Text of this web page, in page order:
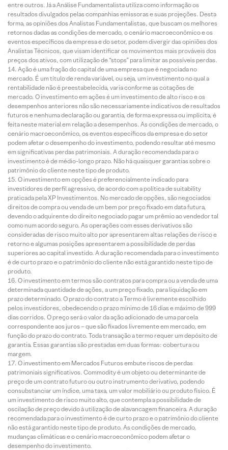
entre outros. Já a Análise Fundamentalista utiliza como informação os
resultados divulgados pelas companhias emissoras e suas projeções. Desta
forma, as opiniões dos Analistas Fundamentalistas, que buscam os melhores
retornos dadas as condições de mercado, o cenário macroeconômico e os
eventos específicos da empresa e do setor, podem divergir das opiniões dos
Analistas Técnicos, que visam identificar os movimentos mais prováveis dos
preços dos ativos, com utilização de “stops” para limitar as possíveis perdas.
Ação é uma fração do capital de uma empresa que é negociada no
mercado. É um título de renda variável, ou seja, um investimento no qual a
rentabilidade não é preestabelecida, varia conforme as cotações de
mercado. O investimento em ações é um investimento de alto risco e os
desempenhos anteriores não são necessariamente indicativos de resultados
futuros e nenhuma declaração ou garantia, de forma expressa ou implícita, é
feita neste material em relação a desempenhos. As condições de mercado, o
cenário macroeconômico, os eventos específicos da empresa e do setor
podem afetar o desempenho do investimento, podendo resultar até mesmo
em significativas perdas patrimoniais. A duração recomendada para o
investimento é de médio-longo prazo. Não há quaisquer garantias sobre o
patrimônio do cliente neste tipo de produto.
O investimento em opções é preferencialmente indicado para
investidores de perfil agressivo, de acordo com a política de suitability
praticada pela XP Investimentos. No mercado de opções, são negociados
direitos de compra ou venda de um bem por preço fixado em data futura,
devendo o adquirente do direito negociado pagar um prêmio ao vendedor tal
como num acordo seguro. As operações com esses derivativos são
consideradas de risco muito alto por apresentarem altas relações de risco e
retorno e algumas posições apresentarem a possibilidade de perdas
superiores ao capital investido. A duração recomendada para o investimento
é de curto prazo e o patrimônio do cliente não está garantido neste tipo de
produto.
O investimento em termos são contratos para compra ou a venda de uma
determinada quantidade de ações, a um preço fixado, para liquidação em
prazo determinado. O prazo do contrato a Termo é livremente escolhido
pelos investidores, obedecendo o prazo mínimo de 16 dias e máximo de 999
dias corridos. O preço será o valor da ação adicionado de uma parcela
correspondente aos juros – que são fixados livremente em mercado, em
função do prazo do contrato. Toda transação a termo requer um depósito de
garantia. Essas garantias são prestadas em duas formas: cobertura ou
margem.
O investimento em Mercados Futuros embute riscos de perdas
patrimoniais significativos. Commodity é um objeto ou determinante de
preço de um contrato futuro ou outro instrumento derivativo, podendo
consubstanciar um índice, uma taxa, um valor mobiliário ou produto físico. É
um investimento de risco muito alto, que contempla a possibilidade de
oscilação de preço devido à utilização de alavancagem financeira. A duração
recomendada para o investimento é de curto prazo e o patrimônio do cliente
não está garantido neste tipo de produto. As condições de mercado,
mudanças climáticas e o cenário macroeconômico podem afetar o
desempenho do investimento.